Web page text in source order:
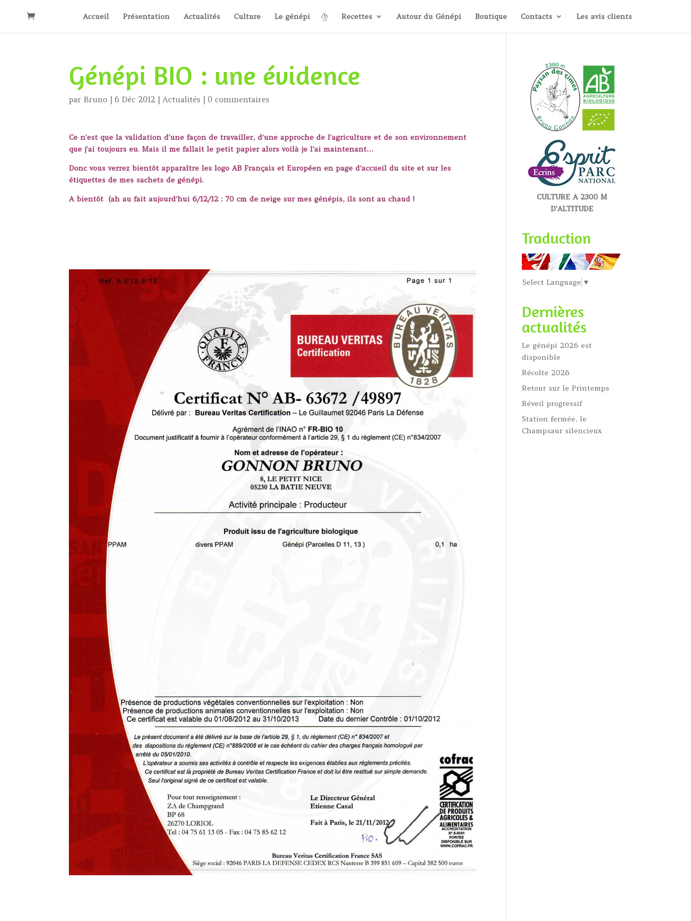
Accueil Présentation Actualités Culture Le génépi Recettes Autour du Génépi Boutique Contacts Les avis clients
Génépi BIO : une évidence
parBruno |6 Déc 2012 |Actualités |0 commentaires
Ce n’est que la validation d’une façon de travailler, d’une approche de l’agriculture et de son environnement
que j’ai toujours eu. Mais il me fallait le petit papier alors voilà je l’ai maintenant…
Donc vous verrez bientôt apparaître les logo AB Français et Européen en page d’accueil du site et sur les
étiquettes de mes sachets de génépi.
A bientôt (ah au fait aujourd’hui 6/12/12 : 70 cm de neige sur mes génépis, ils sont au chaud !
CULTURE A 2300 M
D'ALTITUDE
Traduction
Select Language ▼
Dernières
actualités
Le génépi 2026 est
disponible
Récolte 2026
Retour sur le Printemps
Réveil progressif
Station fermée, le
Champsaur silencieux